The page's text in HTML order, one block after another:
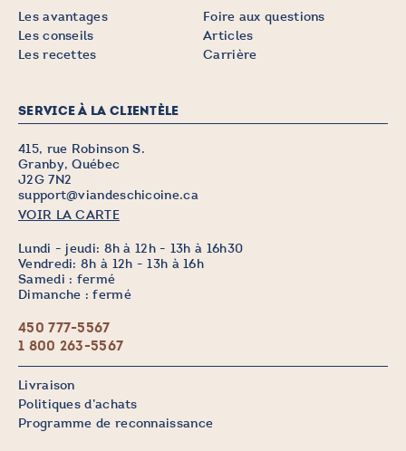
Les avantages
Les conseils
Les recettes
Foire aux questions
Articles
Carrière
SERVICE À LA CLIENTÈLE
415, rue Robinson S.
Granby, Québec
J2G 7N2
support@viandeschicoine.ca
VOIR LA CARTE
Lundi - jeudi: 8h à 12h - 13h à 16h30
Vendredi: 8h à 12h - 13h à 16h
Samedi : fermé
Dimanche : fermé
450 777-5567
1 800 263-5567
Livraison
Politiques d’achats
Programme de reconnaissance